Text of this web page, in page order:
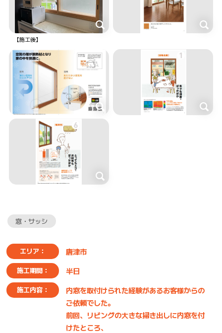
【施工後】
窓・サッシ
エリア： 唐津市
施工期間： 半日
施工内容：
内窓を取付けられた経験があるお客様からの
ご依頼でした。
前回、リビングの大きな掃き出しに内窓を付
けたところ、